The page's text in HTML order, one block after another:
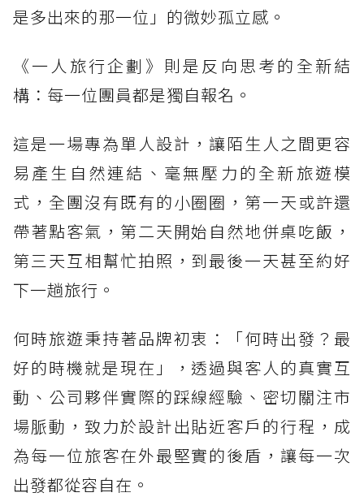
是多出來的那一位」的微妙孤立感。
《一人旅行企劃》則是反向思考的全新結
構：每一位團員都是獨自報名。
這是一場專為單人設計，讓陌生人之間更容
易產生自然連結、毫無壓力的全新旅遊模
式，全團沒有既有的小圈圈，第一天或許還
帶著點客氣，第二天開始自然地併桌吃飯，
第三天互相幫忙拍照，到最後一天甚至約好
下一趟旅行。
何時旅遊秉持著品牌初衷：「何時出發？最
好的時機就是現在」，透過與客人的真實互
動、公司夥伴實際的踩線經驗、密切關注市
場脈動，致力於設計出貼近客戶的行程，成
為每一位旅客在外最堅實的後盾，讓每一次
出發都從容自在。